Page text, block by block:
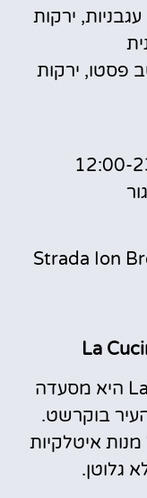
ירקות
פסטו, ירקות
Strada Ion
מסעדת La Cucina di Mamma היא מסעדה
בוקרשט.
איטלקיות
גלוטן.